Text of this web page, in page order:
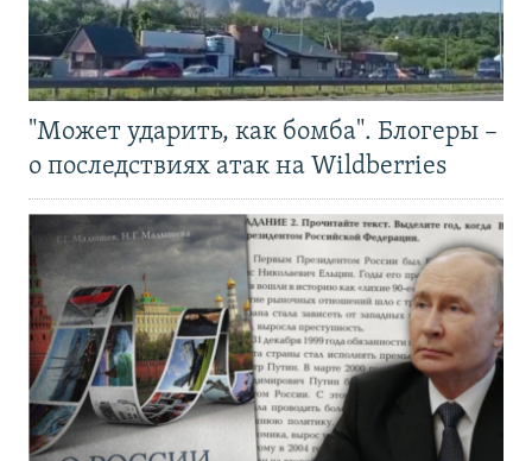
"Может ударить, как бомба". Блогеры –
о последствиях атак на Wildberries